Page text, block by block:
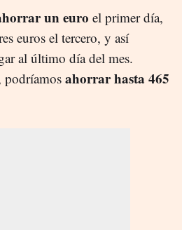
un euro el primer día,
euros el tercero, y así
al último día del mes.
podríamos ahorrar hasta 465